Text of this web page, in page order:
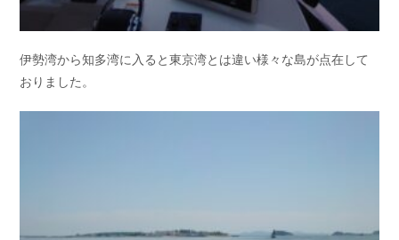
伊勢湾から知多湾に入ると東京湾とは違い様々な島が点在して
おりました。